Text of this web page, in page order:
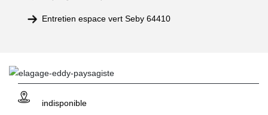
Entretien espace vert Seby 64410
indisponible